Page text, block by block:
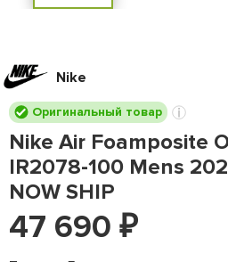
Nike
Оригинальный товар
Nike Air Foamposite
IR2078-100 Mens
NOW SHIP
47 690 ₽